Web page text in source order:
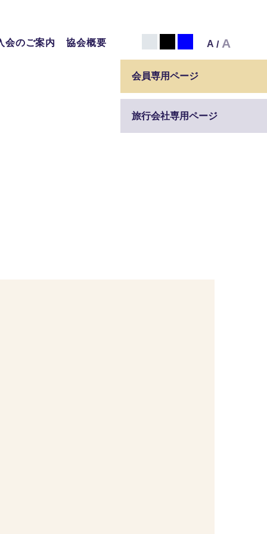
会のご案内 協会概要 A / A
会員専用ページ
旅行会社専用ページ